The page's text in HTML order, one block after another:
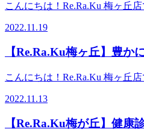
いて書いてみたいと思います。 1度ボディケアを受けると、
体が軽くなり一時的に肩や首、
まま放置していつもと同じよ
わ～～～疲れた」となってしまいます。 よく1
が再び「疲れ度 １２０％」く
も時間がかかってしまいます。 「ReRaKu」では、是非「お
も、いつまた疲れるのかよく分か
こんにちは！Re.Ra.Ku 梅ヶ丘店です！ ≪本日11/
ご予約は変動することがあるの
話でお問い合わせください。 ※リラク梅ヶ丘店は１１月２
１日より当面の間、長期休業させ
についてご紹介したいと思います。 これはその名
「ストレッチ」のメニューです。 普段自分では伸ばせな
ような肩首回りの箇所を「ぐ～
す。 慢性的で強い肩首疲労を感じている方、いつもの揉み
ほぐしでは満足感の得られない方
2022.11.19
【Re.Ra.Ku梅ヶ丘】豊か
こんにちは！Re.Ra.Ku 梅ヶ丘店です！ ≪本日11/
ことがあるので、空いてない時
ください。 こんにちは。 今日は「グレードアップアイヘッ
ドケア ３０分」のコースにつ
2022.11.13
【Re.Ra.Ku梅が丘】健康